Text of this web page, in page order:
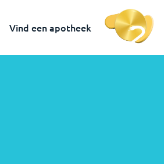
Vind een apotheek